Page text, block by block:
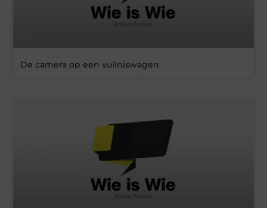
De camera op een vuilniswagen